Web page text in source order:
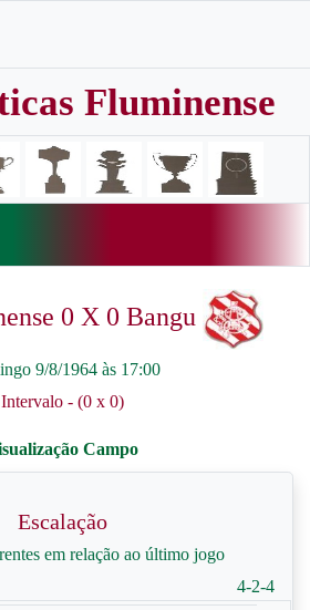
Fluminense
0 X 0 Bangu
9/8/1964 às 17:00
Intervalo - (0 x 0)
Escalação
em relação ao último jogo
4-2-4